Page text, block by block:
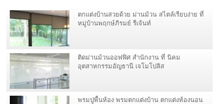
ตกแต่งบ้านสวยด้วย ม่านม้วน สไตล์เรียบง่าย ที่
หมู่บ้านพฤกษ์ภิรมย์ รีเจ้นท์
ติดม่านม้วนออฟฟิศ สำนักงาน ที่ นิคม
อุตสาหกรรมอัญธานี เจโมโปลิส
พรมปูพื้นห้อง พรมตกแต่งบ้าน ตกแต่งห้องนอน